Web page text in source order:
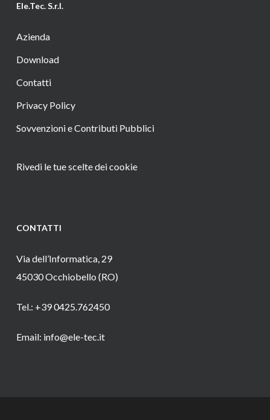
Ele.Tec. S.r.l.
Azienda
Download
Contatti
Privacy Policy
Sovvenzioni e Contributi Pubblici
Rivedi le tue scelte dei cookie
CONTATTI
Via dell’Informatica, 29
45030 Occhiobello (RO)
Tel.: +39 0425.762450
Email: info@ele-tec.it